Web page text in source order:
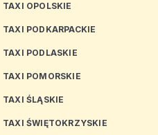
TAXI OPOLSKIE
TAXI PODKARPACKIE
TAXI PODLASKIE
TAXI POMORSKIE
TAXI ŚLĄSKIE
TAXI ŚWIĘTOKRZYSKIE